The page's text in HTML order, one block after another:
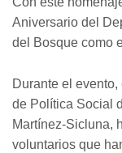
Aniversario del
del Bosque como
Durante el
de Política Social
Martínez-Sicluna,
voluntarios que